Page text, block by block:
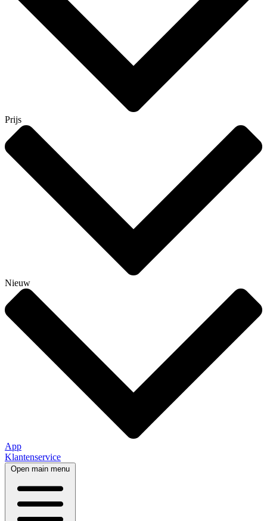
Prijs
Nieuw
App
Klantenservice
Open main menu